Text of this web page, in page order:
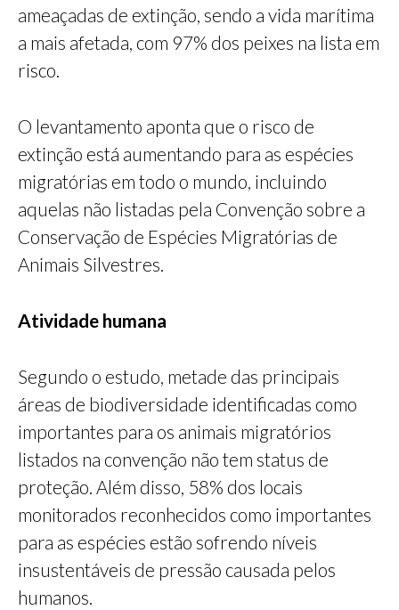
ameaçadas de extinção, sendo a vida marítima
a mais afetada, com 97% dos peixes na lista em
risco.
O levantamento aponta que o risco de
extinção está aumentando para as espécies
migratórias em todo o mundo, incluindo
aquelas não listadas pela Convenção sobre a
Conservação de Espécies Migratórias de
Animais Silvestres.
Atividade humana
Segundo o estudo, metade das principais
áreas de biodiversidade identificadas como
importantes para os animais migratórios
listados na convenção não tem status de
proteção. Além disso, 58% dos locais
monitorados reconhecidos como importantes
para as espécies estão sofrendo níveis
insustentáveis de pressão causada pelos
humanos.